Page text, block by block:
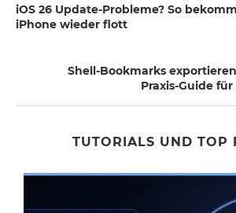
iOS 26 Update-Probleme? So
iPhone wieder flott
Shell-Bookmarks
Praxis-Guide
TUTORIALS UND TOP